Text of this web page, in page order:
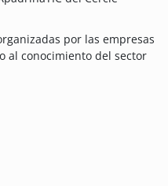
por las empresas
al conocimiento del sector